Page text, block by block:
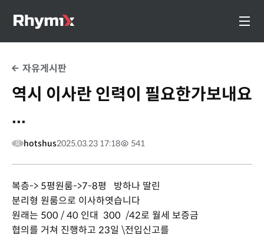
자유게시판
역시 이사란 인력이 필요한가보내요
...
hotshus2025.03.23 17:18 541
복층-> 5평원룸->7-8평 방하나 딸린
분리형 원룸으로 이사하엿습니다
원래는 500 / 40 인대 300 /42로 월세 보증금
협의를 거쳐 진행하고 23일 \전입신고를